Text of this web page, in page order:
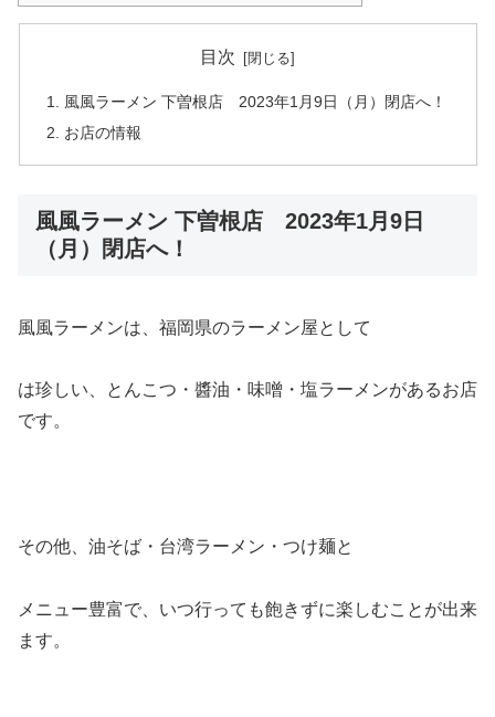
目次
風風ラーメン 下曽根店 2023年1月9日（月）閉店へ！
お店の情報
風風ラーメン 下曽根店 2023年1月9日
（月）閉店へ！
風風ラーメンは、福岡県のラーメン屋として
は珍しい、とんこつ・醬油・味噌・塩ラーメンがあるお店
です。
その他、油そば・台湾ラーメン・つけ麺と
メニュー豊富で、いつ行っても飽きずに楽しむことが出来
ます。